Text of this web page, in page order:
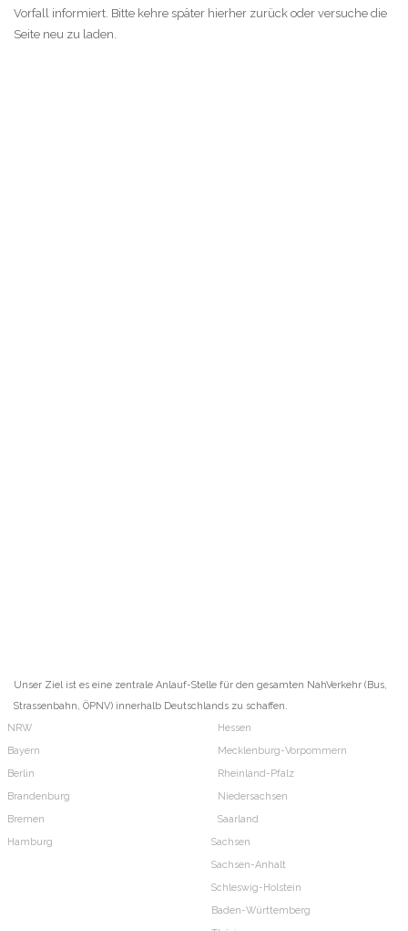
Vorfall informiert. Bitte kehre später hierher zurück oder versuche die
Seite neu zu laden.
Unser Ziel ist es eine zentrale Anlauf-Stelle für den gesamten NahVerkehr (Bus,
Strassenbahn, ÖPNV) innerhalb Deutschlands zu schaffen.
NRW
Bayern
Berlin
Brandenburg
Bremen
Hamburg
Hessen
Mecklenburg-Vorpommern
Rheinland-Pfalz
Niedersachsen
Saarland
Sachsen
Sachsen-Anhalt
Schleswig-Holstein
Baden-Württemberg